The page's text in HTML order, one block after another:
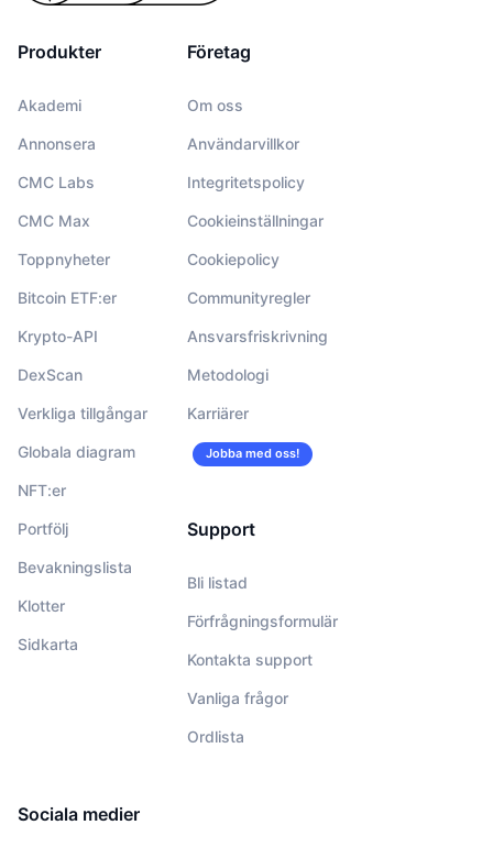
Produkter
Akademi
Annonsera
CMC Labs
CMC Max
Toppnyheter
Bitcoin ETF:er
Krypto-API
DexScan
Verkliga tillgångar
Globala diagram
NFT:er
Portfölj
Bevakningslista
Klotter
Sidkarta
Företag
Om oss
Användarvillkor
Integritetspolicy
Cookieinställningar
Cookiepolicy
Communityregler
Ansvarsfriskrivning
Metodologi
Karriärer
Jobba med oss!
Support
Bli listad
Förfrågningsformulär
Kontakta support
Vanliga frågor
Ordlista
Sociala medier